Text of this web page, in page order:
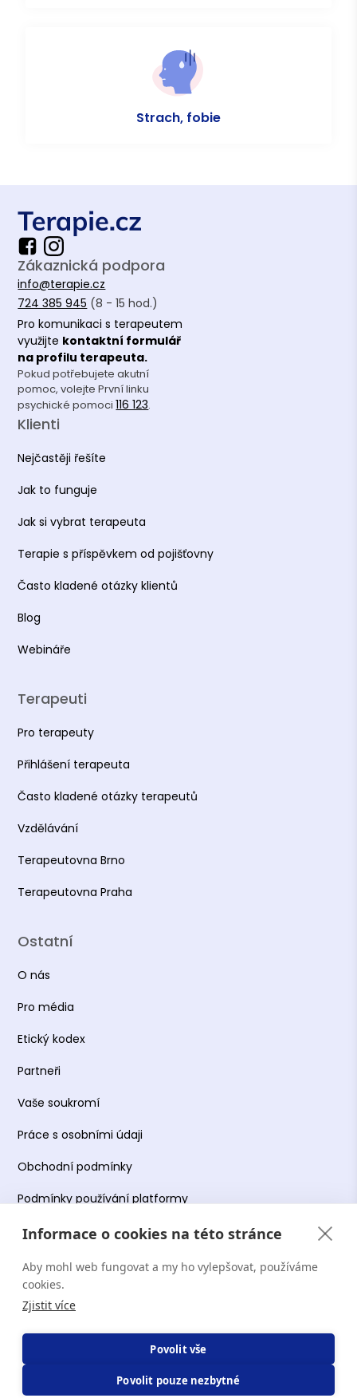
Informace o cookies na této stránce
Aby mohl web fungovat a my ho vylepšovat, používáme
cookies.
Zjistit více
Povolit vše
Povolit pouze nezbytné
Strach, fobie
Zákaznická podpora
info@terapie.cz
724 385 945 (8 - 15 hod.)
Pro komunikaci s terapeutem
využijte kontaktní formulář
na profilu terapeuta.
Pokud potřebujete akutní
pomoc, volejte První linku
psychické pomoci116 123.
Klienti
Nejčastěji řešíte
Jak to funguje
Jak si vybrat terapeuta
Terapie s příspěvkem od pojišťovny
Často kladené otázky klientů
Blog
Webináře
Terapeuti
Pro terapeuty
Přihlášení terapeuta
Často kladené otázky terapeutů
Vzdělávání
Terapeutovna Brno
Terapeutovna Praha
Ostatní
O nás
Pro média
Etický kodex
Partneři
Vaše soukromí
Práce s osobními údaji
Obchodní podmínky
Podmínky používání platformy
Copyright Terapie CZ s.r.o. 2026. Všechna práva
vyhrazena. Web provozuje Terapie CZ s.r.o. IČO: